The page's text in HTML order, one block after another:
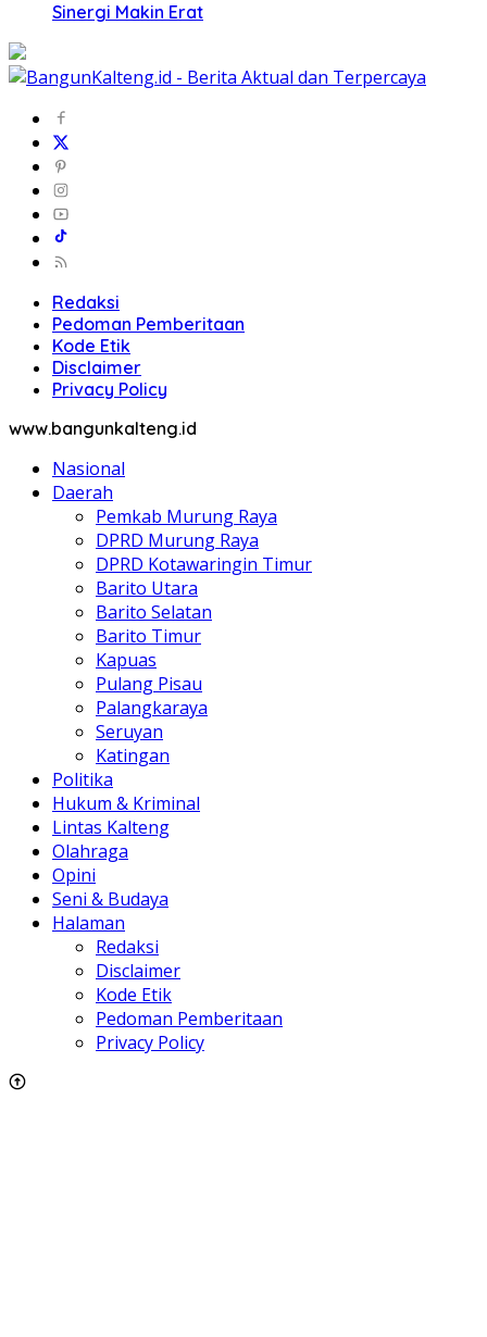
Sinergi Makin Erat
Redaksi
Pedoman Pemberitaan
Kode Etik
Disclaimer
Privacy Policy
www.bangunkalteng.id
Nasional
Daerah
Pemkab Murung Raya
DPRD Murung Raya
DPRD Kotawaringin Timur
Barito Utara
Barito Selatan
Barito Timur
Kapuas
Pulang Pisau
Palangkaraya
Seruyan
Katingan
Politika
Hukum & Kriminal
Lintas Kalteng
Olahraga
Opini
Seni & Budaya
Halaman
Redaksi
Disclaimer
Kode Etik
Pedoman Pemberitaan
Privacy Policy